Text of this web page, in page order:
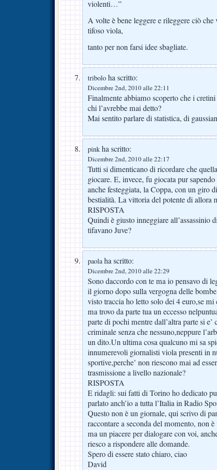
violenti…”
A volte è bene leggere e rileggere ciò
tifoso viola,
tanto per non farsi idee sbagliate.
tribolo ha scritto:
Dicembre 2nd, 2010 alle 22:11
Finalmente abbiamo scoperto che i
chi l’avrebbe mai detto?
Mai sentito parlare di statistica, di
pink ha scritto:
Dicembre 2nd, 2010 alle 22:17
Tutti si dimenticano di ricordare che
giocare. E, invece, fu giocata pur
anche festeggiata, la Coppa, con un giro
bestialità. La vittoria del potente di allora
RISPOSTA
Quindi è giusto inneggiare all’assassinio
tifavano Juve?
paolaha scritto:
Dicembre 2nd, 2010 alle 22:29
Sono daccordo con te ma io pensavo di
il giorno dopo sulla vergogna delle
visto traccia ho letto solo dei 4 euro,se mi
ma trovo da parte tua un eccesso
parte di pochi mentre dall’altra parte si
criminale senza che nessuno,neppure
un dito.Un ultima cosa qualcuno mi sa
innumerevoli giornalisti viola presenti in
sportive,perche’ non riescono mai ad
trasmissione a livello nazionale?
RISPOSTA
E ridagli: sui fatti di Torino ho dedicato
parlato anch’io a tutta l’Italia in Radio
Questo non è un giornale, qui scrivo di
raccontare a seconda del momento, non
ma un piacere per dialogare con voi,
riesco a rispondere alle domande.
Spero di essere stato chiaro, ciao
David